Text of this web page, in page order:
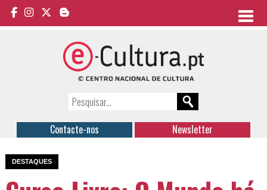
Contacte-nos Newsletter
DESTAQUES